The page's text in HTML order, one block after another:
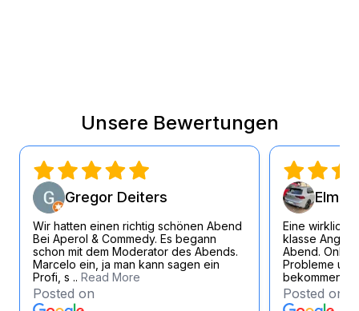
Unsere Bewertungen
Gregor Deiters
Wir hatten einen richtig schönen Abend
Bei Aperol & Commedy. Es begann
schon mit dem Moderator des Abends.
Marcelo ein, ja man kann sagen ein
Profi, s .. Read More
Posted on
Elmar
Eine wirklich
klasse
Abend.
Probleme
bekommen
Posted on